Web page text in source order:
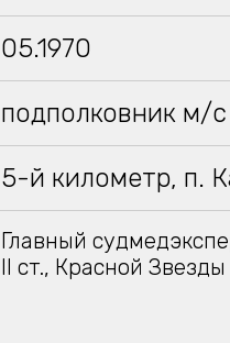
05.1970
подполковник м/с
5-й километр, п.
Главный
II ст., Красной